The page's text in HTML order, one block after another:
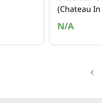
(Chateau
20)
N/A